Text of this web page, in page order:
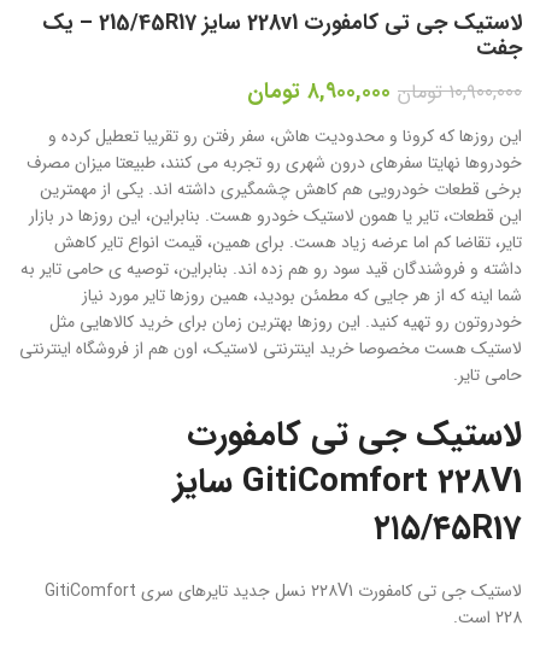
لاستیک جی تی کامفورت 228v1 سایز 215/45R17 – یک
جفت
۱۰,۹۰۰,۰۰۰تومان ۸,۹۰۰,۰۰۰ تومان
این روزها که کرونا و محدودیت هاش، سفر رفتن رو تقریبا تعطیل کرده و
خودروها نهایتا سفرهای درون شهری رو تجربه می کنند، طبیعتا میزان مصرف
برخی قطعات خودرویی هم کاهش چشمگیری داشته اند. یکی از مهمترین
این قطعات، تایر یا همون لاستیک خودرو هست. بنابراین، این روزها در بازار
تایر، تقاضا کم اما عرضه زیاد هست. برای همین، قیمت انواع تایر کاهش
داشته و فروشندگان قید سود رو هم زده اند. بنابراین، توصیه ی حامی تایر به
شما اینه که از هر جایی که مطمئن بودید، همین روزها تایر مورد نیاز
خودروتون رو تهیه کنید. این روزها بهترین زمان برای خرید کالاهایی مثل
لاستیک هست مخصوصا خرید اینترنتی لاستیک، اون هم از فروشگاه اینترنتی
حامی تایر.
لاستیک جی تی کامفورت
GitiComfort 228V1 سایز
۲۱۵/۴۵R17
لاستیک جی تی کامفورت ۲۲۸V1 نسل جدید تایرهای سری GitiComfort
228 است.